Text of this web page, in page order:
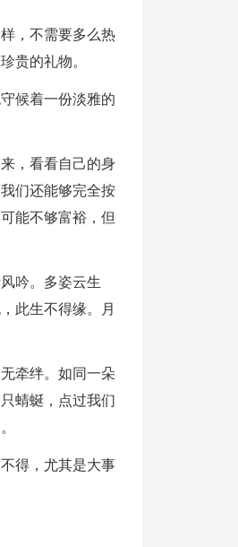
，不需要多么热
贵的礼物。
候着一份淡雅的
，看看自己的身
们还能够完全按
能不够富裕，但
吟。多姿云生
此生不得缘。月
牵绊。如同一朵
蜻蜒，点过我们
得，尤其是大事